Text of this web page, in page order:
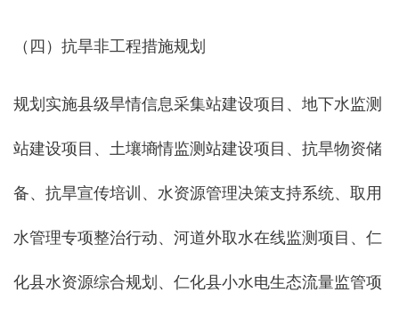
（四）抗旱非工程措施规划
规划实施县级旱情信息采集站建设项目、地下水监测
站建设项目、土壤墒情监测站建设项目、抗旱物资储
备、抗旱宣传培训、水资源管理决策支持系统、取用
水管理专项整治行动、河道外取水在线监测项目、仁
化县水资源综合规划、仁化县小水电生态流量监管项